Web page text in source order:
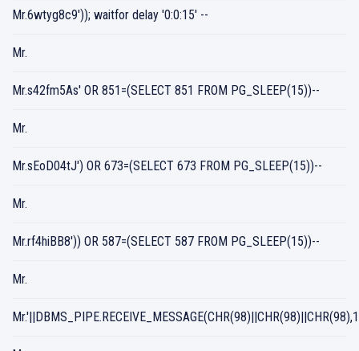
Mr.6wtyg8c9')); waitfor delay '0:0:15' --
Mr.
Mr.s42fm5As' OR 851=(SELECT 851 FROM PG_SLEEP(15))--
Mr.
Mr.sEoD04tJ') OR 673=(SELECT 673 FROM PG_SLEEP(15))--
Mr.
Mr.rf4hiBB8')) OR 587=(SELECT 587 FROM PG_SLEEP(15))--
Mr.